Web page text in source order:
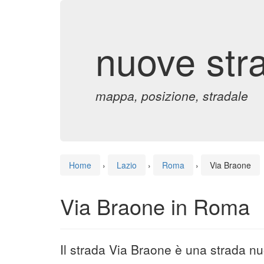
nuove
mappa, posizione, stradale
Home › Lazio › Roma › Via Braone
Via Braone in Roma
Il strada Via Braone è una strada